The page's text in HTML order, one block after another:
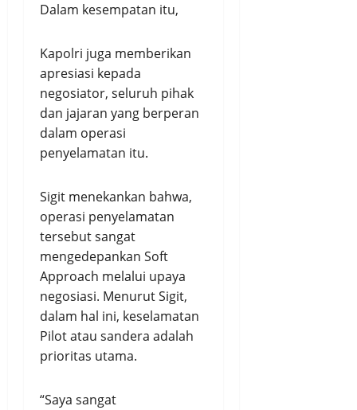
Dalam kesempatan itu,
Kapolri juga memberikan
apresiasi kepada
negosiator, seluruh pihak
dan jajaran yang berperan
dalam operasi
penyelamatan itu.
Sigit menekankan bahwa,
operasi penyelamatan
tersebut sangat
mengedepankan Soft
Approach melalui upaya
negosiasi. Menurut Sigit,
dalam hal ini, keselamatan
Pilot atau sandera adalah
prioritas utama.
“Saya sangat